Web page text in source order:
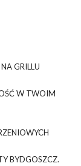
GRILLU
W TWOIM
BYDGOSZCZ.